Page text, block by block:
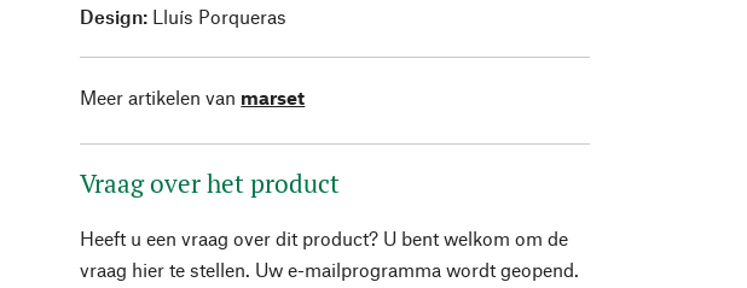
Design: Lluís Porqueras
Meer artikelen van marset
Vraag over het product
Heeft u een vraag over dit product? U bent welkom om de
vraag hier te stellen. Uw e-mailprogramma wordt geopend.